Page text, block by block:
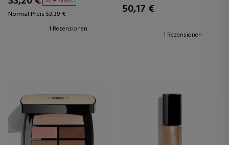
Normal Preis 53,39 €
1 Rezensionen
50,17 €
1 Rezensionen